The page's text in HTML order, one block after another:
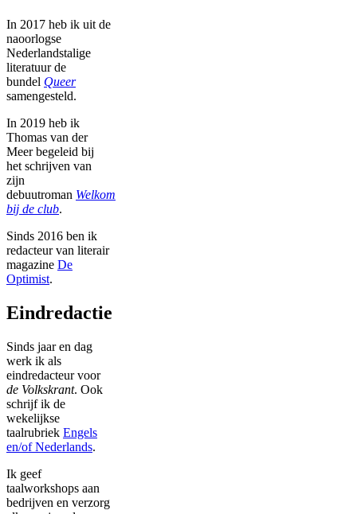
In 2017 heb ik uit de
naoorlogse
Nederlandstalige
literatuur de
bundel Queer
samengesteld.
In 2019 heb ik
Thomas van der
Meer begeleid bij
het schrijven van
zijn
debuutroman Welkom
bij de club.
Sinds 2016 ben ik
redacteur van literair
magazine De
Optimist.
Eindredactie
Sinds jaar en dag
werk ik als
eindredacteur voor
de Volkskrant. Ook
schrijf ik de
wekelijkse
taalrubriek Engels
en/of Nederlands.
Ik geef
taalworkshops aan
bedrijven en verzorg